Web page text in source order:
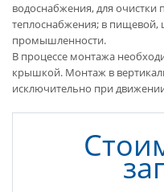
водоснабжения, для очистки
теплоснабжения; в пищевой,
промышленности.
В процессе монтажа
крышкой. Монтаж в
исключительно при